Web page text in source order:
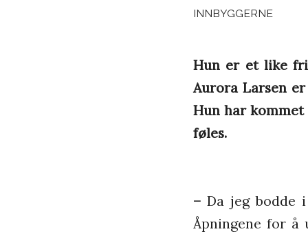
INNBYGGERNE
Hun er et like
Aurora Larsen
Hun har
føles.
–Da jeg bodde
Åpningene for å